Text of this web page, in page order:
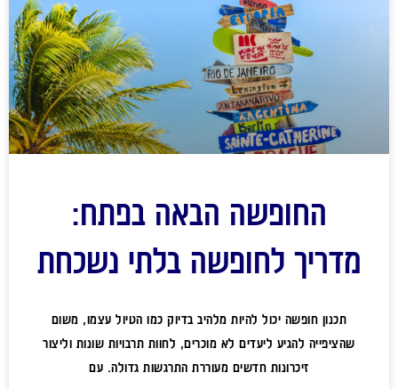
החופשה הבאה בפתח:
מדריך לחופשה בלתי נשכחת
תכנון חופשה יכול להיות מלהיב בדיוק כמו הטיול עצמו, משום
שהציפייה להגיע ליעדים לא מוכרים, לחוות תרבויות שונות וליצור
זיכרונות חדשים מעוררת התרגשות גדולה. עם